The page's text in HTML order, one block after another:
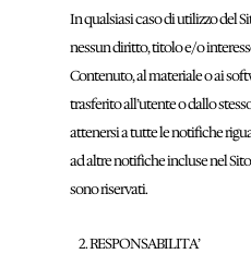
In qualsiasi caso di utilizzo del
nessun diritto, titolo e/o
Contenuto, al materiale o ai
trasferito all’utente o dallo
attenersi a tutte le notifiche
ad altre notifiche incluse nel
sono riservati.
RESPONSABILITA’